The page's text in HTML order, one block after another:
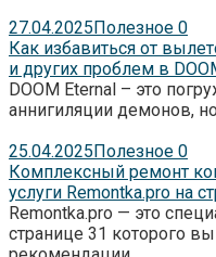
27.04.2025Полезное 0
Как избавиться от
и других проблем в
DOOM Eternal – это
аннигиляции демонов,
25.04.2025Полезное 0
Комплексный ремонт
услуги Remontka.pro на
Remontka.pro — это
странице 31 которого